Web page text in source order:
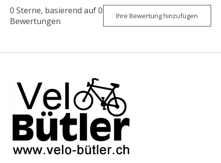
0 Sterne, basierend auf0
Bewertungen
Ihre Bewertung hinzufügen